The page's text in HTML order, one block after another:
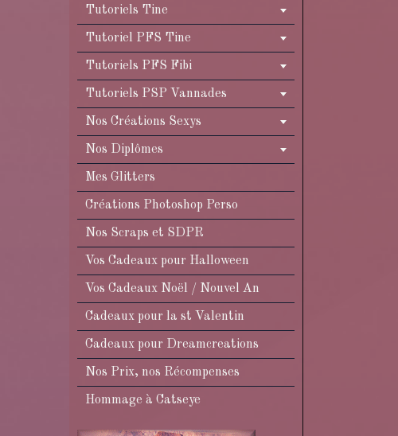
Tutoriels Tine
Tutoriel PFS Tine
Tutoriels PFS Fibi
Tutoriels PSP Vannades
Nos Créations Sexys
Nos Diplômes
Mes Glitters
Créations Photoshop Perso
Nos Scraps et SDPR
Vos Cadeaux pour Halloween
Vos Cadeaux Noël / Nouvel An
Cadeaux pour la st Valentin
Cadeaux pour Dreamcreations
Nos Prix, nos Récompenses
Hommage à Catseye